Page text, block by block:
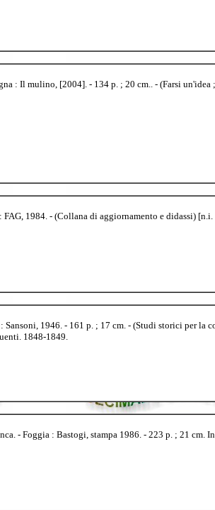
: Il mulino, [2004]. - 134 p. ; 20 cm.. - (Farsi un'idea
1984. - (Collana di aggiornamento e didassi)
1946. - 161 p. ; 17 cm. - (Studi storici per la
1848-1849.
- Foggia : Bastogi, stampa 1986. - 223 p. ; 21 cm.